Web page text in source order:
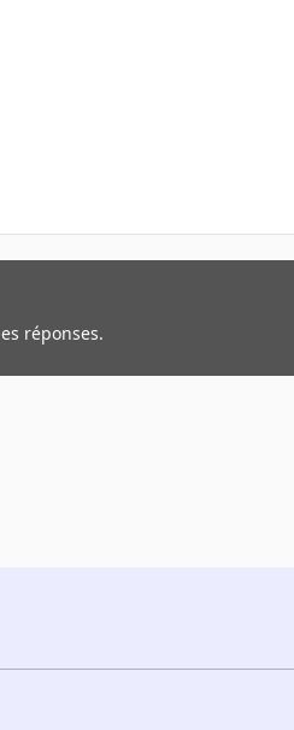
réponses.